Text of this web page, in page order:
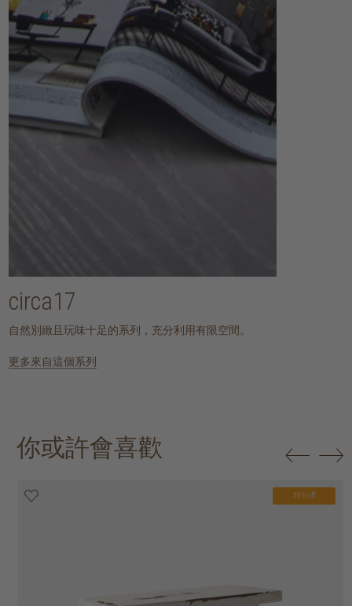
circa17
自然別緻且玩味十足的系列，充分利用有限空間。
更多來自這個系列
你或許會喜歡
30% off
20% off
20% off
30% off
30% off
30% off
30% off